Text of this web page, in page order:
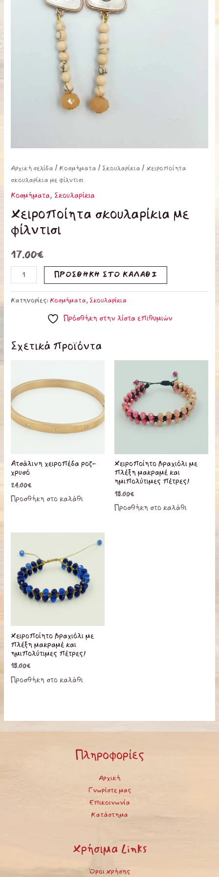
Αρχική σελίδα / Κοσμήματα / Σκουλαρίκια / Χειροποίητα
σκουλαρίκια με φίλντισι
Κοσμήματα, Σκουλαρίκια
Χειροποίητα σκουλαρίκια με
φίλντισι
17.00€
ΠΡΟΣΘΉΚΗ ΣΤΟ ΚΑΛΆΘΙ
Κατηγορίες: Κοσμήματα,Σκουλαρίκια
Πρόσθήκη στην λίστα επιθυμιών
Σχετικά προϊόντα
Ατσάλινη χειροπέδα ροζ-
χρυσό
24.00€
Προσθήκη στο καλάθι
Χειροποίητο βραχιόλι με
πλέξη μακραμέ και
ημιπολύτιμες πέτρες!
18.00€
Προσθήκη στο καλάθι
Χειροποίητο βραχιόλι με
πλέξη μακραμέ και
ημιπολύτιμες πέτρες!
18.00€
Προσθήκη στο καλάθι
Πληροφορίες
Αρχική
Γνωρίστε μας
Επικοινωνία
Κατάστημα
Χρήσιμα Links
Όροι Χρήσης